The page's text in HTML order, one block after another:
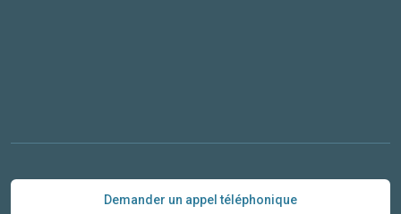
Demander un appel téléphonique